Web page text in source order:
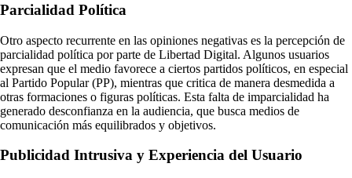
Parcialidad Política
Otro aspecto recurrente en las opiniones negativas es la percepción de
parcialidad política por parte de Libertad Digital. Algunos usuarios
expresan que el medio favorece a ciertos partidos políticos, en especial
al Partido Popular (PP), mientras que critica de manera desmedida a
otras formaciones o figuras políticas. Esta falta de imparcialidad ha
generado desconfianza en la audiencia, que busca medios de
comunicación más equilibrados y objetivos.
Publicidad Intrusiva y Experiencia del Usuario